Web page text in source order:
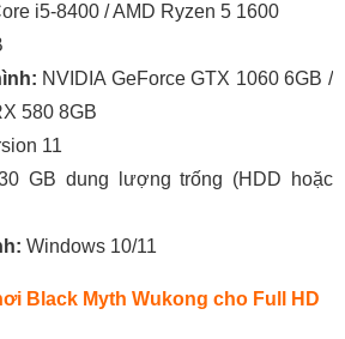
i5-8400 / AMD Ryzen 5 1600
NVIDIA GeForce GTX 1060 6GB /
580 8GB
11
GB dung lượng trống (HDD hoặc
Windows 10/11
Black Myth Wukong cho Full HD